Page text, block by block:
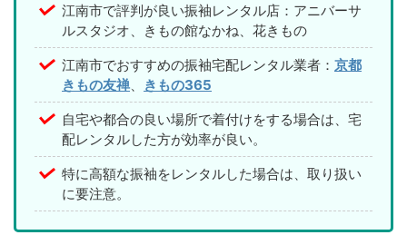
江南市で評判が良い振袖レンタル店：アニバーサ
ルスタジオ、きもの館なかね、花きもの
江南市でおすすめの振袖宅配レンタル業者： 京都
きもの友禅
きもの365
自宅や都合の良い場所で着付けをする場合は、宅
配レンタルした方が効率が良い。
特に高額な振袖をレンタルした場合は、取り扱い
に要注意。